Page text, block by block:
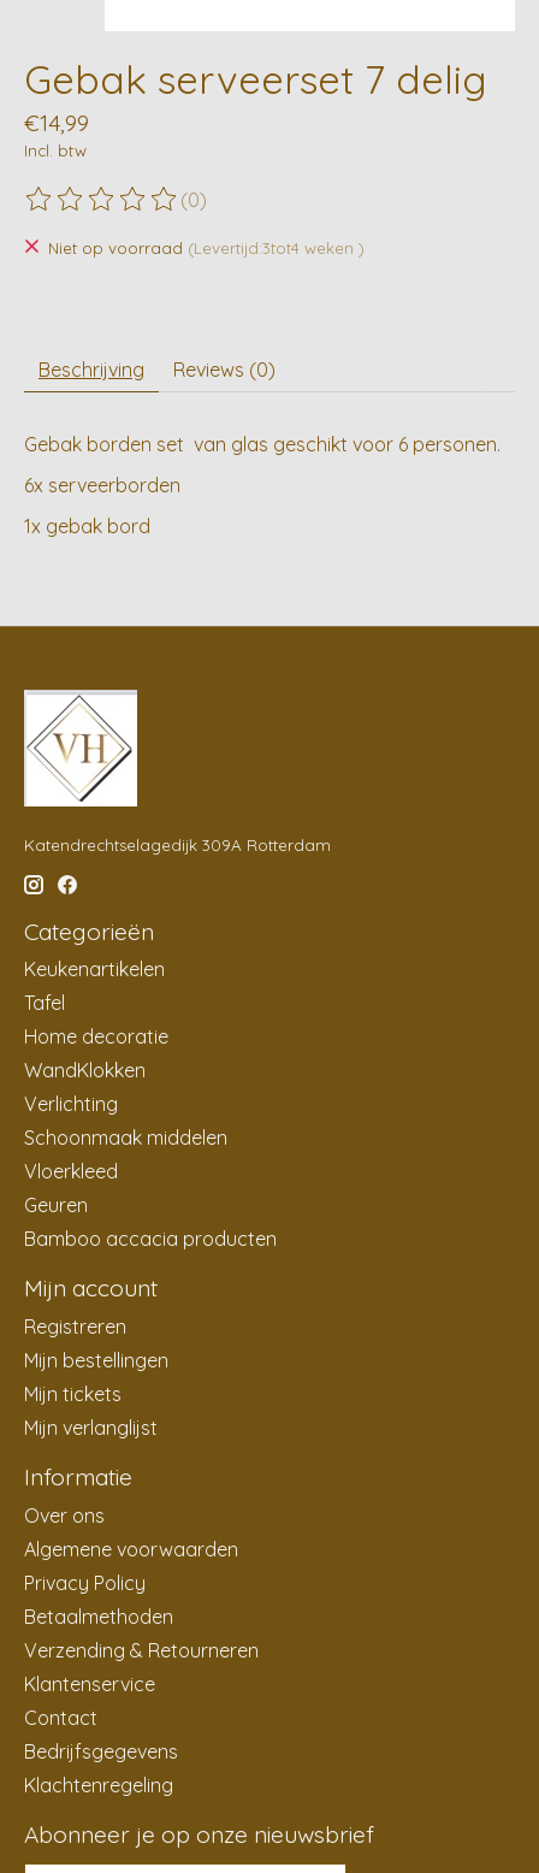
Gebak serveerset 7 delig
€14,99
Incl. btw
De beoordeling van dit product is
(0)
Niet op voorraad (Levertijd:3tot4 weken )
Beschrijving Reviews (0)
Gebak borden set van glas geschikt voor 6 personen.
6x serveerborden
1x gebak bord
Katendrechtselagedijk 309A Rotterdam
Categorieën
Keukenartikelen
Tafel
Home decoratie
WandKlokken
Verlichting
Schoonmaak middelen
Vloerkleed
Geuren
Bamboo accacia producten
Mijn account
Registreren
Mijn bestellingen
Mijn tickets
Mijn verlanglijst
Informatie
Over ons
Algemene voorwaarden
Privacy Policy
Betaalmethoden
Verzending & Retourneren
Klantenservice
Contact
Bedrijfsgegevens
Klachtenregeling
Abonneer je op onze nieuwsbrief